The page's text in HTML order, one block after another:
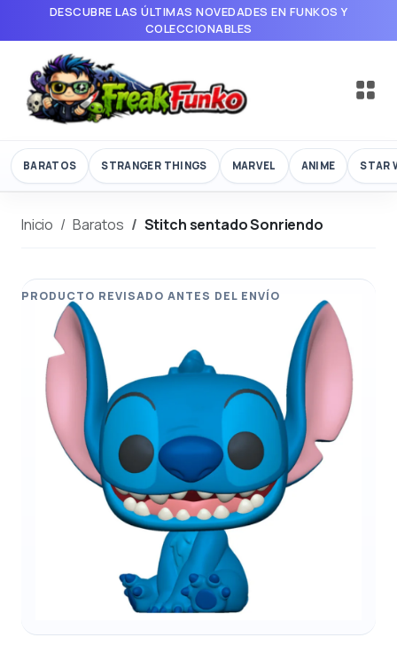
DESCUBRE LAS ÚLTIMAS NOVEDADES EN FUNKOS Y
COLECCIONABLES
BARATOS STRANGER THINGS MARVEL ANIME STAR
Inicio Baratos Stitch sentado Sonriendo